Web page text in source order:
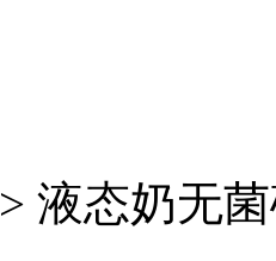
> 液态奶无